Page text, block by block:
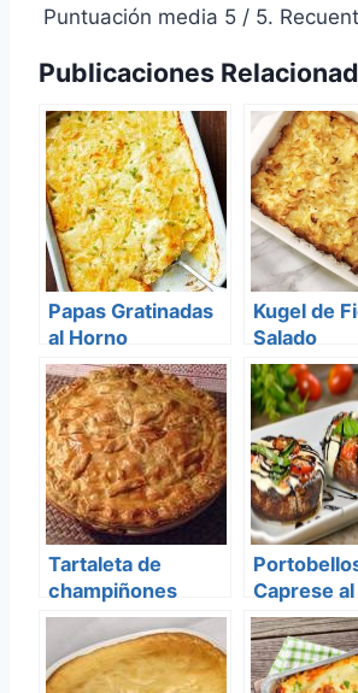
Puntuación media 5/ 5.
Publicaciones
Papas Gratinadas
al Horno
Kugel de
Salado
Tartaleta de
champiñones
Caprese